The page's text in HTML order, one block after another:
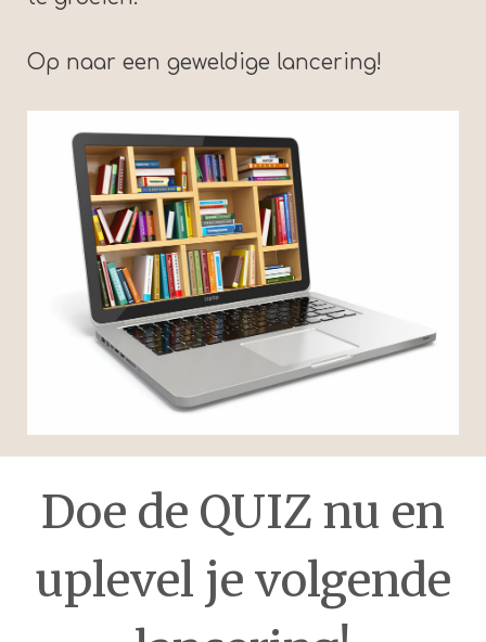
Op naar een geweldige lancering!
Doe de QUIZ nu en
uplevel je volgende